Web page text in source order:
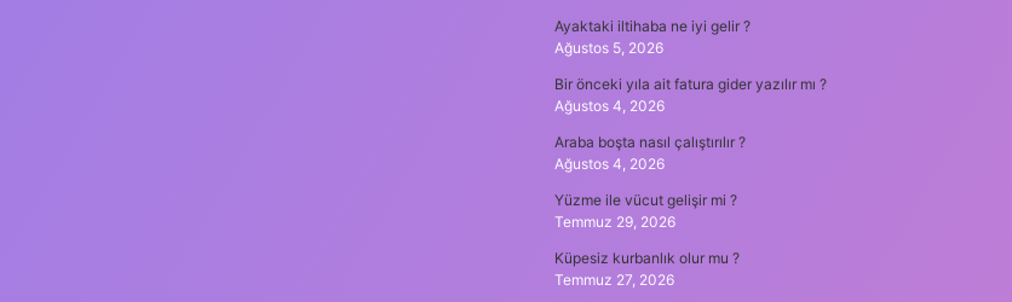
Ayaktaki iltihaba ne iyi gelir ?
Ağustos 5, 2026
Bir önceki yıla ait fatura gider yazılır mı ?
Ağustos 4, 2026
Araba boşta nasıl çalıştırılır ?
Ağustos 4, 2026
Yüzme ile vücut gelişir mi ?
Temmuz 29, 2026
Küpesiz kurbanlık olur mu ?
Temmuz 27, 2026